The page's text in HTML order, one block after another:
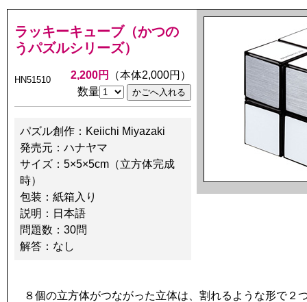
ラッキーキューブ（かつの
うパズルシリーズ）
HN51510 2,200円
（本体2,000円）
数量
パズル創作：Keiichi Miyazaki
発売元：ハナヤマ
サイズ：5×5×5cm（立方体完成
時）
包装：紙箱入り
説明：日本語
問題数：30問
解答：なし
８個の立方体がつながった立体は、割れるような形で２